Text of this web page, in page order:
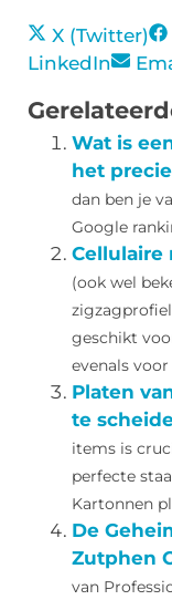
X (Twitter)
LinkedIn
Wat is
het
dan ben je
Google
Cellulaire
(ook wel
geschikt
evenals
Platen
te
items is
perfecte
Kartonnen
De
Zutphen
van